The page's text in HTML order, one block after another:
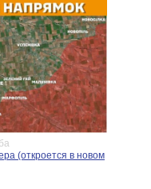
(откроется в новом